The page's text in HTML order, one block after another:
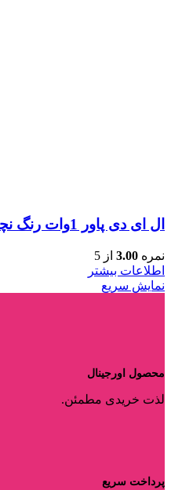
ال ای دی پاور 1وات رنگ نچرال
نمره 3.00 از 5
اطلاعات بیشتر
نمایش سریع
محصول اورجینال
لذت خریدی مطمئن.
پرداخت سریع